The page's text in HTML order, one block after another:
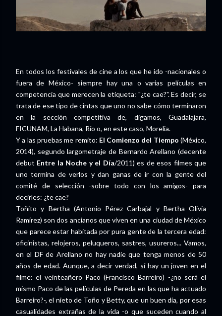
En todos los festivales de cine a los que he ido -nacionales o
fuera de México- siempre hay una o varias películas en
competencia que merecen la etiqueta: "¿te cae?". Es decir, se
trata de ese tipo de cintas que uno no sabe cómo terminaron
en la sección competitiva de, digamos, Guadalajara,
FICUNAM, La Habana, Río o, en este caso, Morelia.
Y a las pruebas me remito: El Comienzo del Tiempo (México,
2014), segundo largometraje de Bernardo Arellano (decente
debut Entre la Noche y el Día/2011) es de esos filmes que
uno termina de verlos y dan ganas de ir con la gente del
comité de selección -sobre todo con los amigos- para
decirles: ¿te cae?
Toñito y Bertha (Antonio Pérez Carbajal y Bertha Olivia
Ramírez) son dos ancianos que viven en una ciudad de México
que parece estar habitada por pura gente de la tercera edad:
oficinistas, relojeros, peluqueros, sastres, usureros... Vamos,
en el DF de Arellano no hay nadie que tenga menos de 50
años de edad. Aunque, a decir verdad, sí hay un joven en el
filme: el veinteañero Paco (Francisco Barreiro) -¿no será el
mismo Paco de las películas de Pereda en las que ha actuado
Barreiro?-, el nieto de Toño y Betty, que un buen día, por esas
casualidades extrañas de la vida -o que suceden cuando al